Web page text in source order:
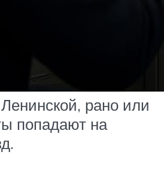
рано или
попадают на